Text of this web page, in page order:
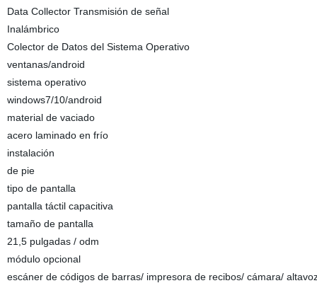
Data Collector Transmisión de señal
Inalámbrico
Colector de Datos del Sistema Operativo
ventanas/android
sistema operativo
windows7/10/android
material de vaciado
acero laminado en frío
instalación
de pie
tipo de pantalla
pantalla táctil capacitiva
tamaño de pantalla
21,5 pulgadas / odm
módulo opcional
escáner de códigos de barras/ impresora de recibos/ cámara/